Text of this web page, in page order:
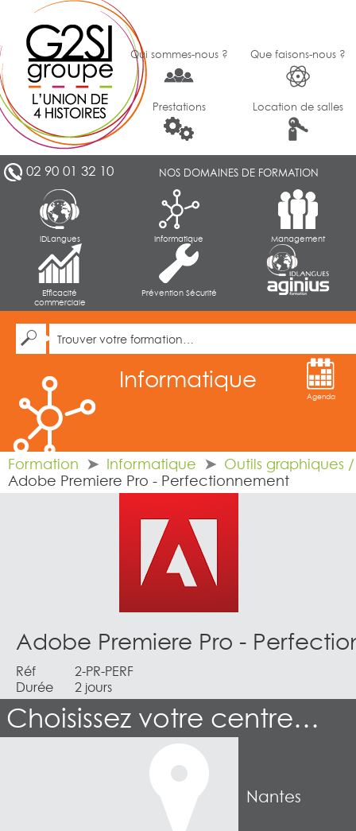
Qui sommes-nous ? Que faisons-nous ?
Prestations Location de salles
02 90 01 32 10 NOS DOMAINES DE FORMATION
IDLangues Informatique Management
Efficacité
commerciale
Prévention Sécurité
Informatique
Agenda
Formation Informatique
Outils graphiques
Adobe Premiere Pro - Perfectionnement
Adobe Premiere Pro -
Réf
2-PR-PERF
Durée
2 jours
Choisissez votre centre…
Nantes